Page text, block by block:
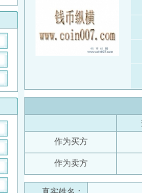
作为买方
作为卖方